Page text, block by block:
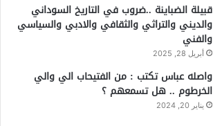
قبيلة الضباينة ..ضروب في التاريخ السوداني
والديني والتراثي والثقافي والادبي والسياسي
والفني
أبريل 28, 2025
واصله عباس تكتب : من الفتيحاب الي والي
الخرطوم .. هل تسمعهم ؟
يناير 20, 2024